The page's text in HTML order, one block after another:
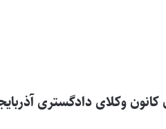
وکلای دادگستری